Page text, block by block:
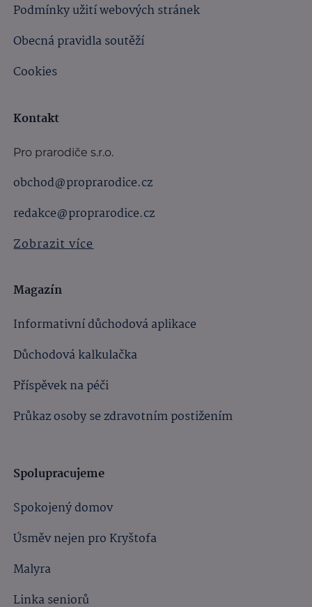
Podmínky užití webových stránek
Obecná pravidla soutěží
Cookies
Kontakt
Pro prarodiče s.r.o.
obchod@proprarodice.cz
redakce@proprarodice.cz
Zobrazit více
Magazín
Informativní důchodová aplikace
Důchodová kalkulačka
Příspěvek na péči
Průkaz osoby se zdravotním postižením
Spolupracujeme
Spokojený domov
Úsměv nejen pro Kryštofa
Malyra
Linka seniorů